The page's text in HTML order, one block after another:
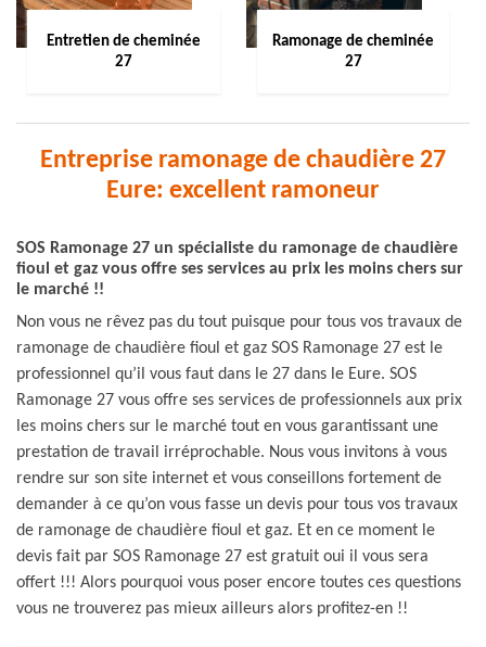
Entretien de cheminée
27
Ramonage de cheminée
27
Entreprise ramonage de chaudière 27
Eure: excellent ramoneur
SOS Ramonage 27 un spécialiste du ramonage de chaudière
fioul et gaz vous offre ses services au prix les moins chers sur
le marché !!
Non vous ne rêvez pas du tout puisque pour tous vos travaux de
ramonage de chaudière fioul et gaz SOS Ramonage 27 est le
professionnel qu’il vous faut dans le 27 dans le Eure. SOS
Ramonage 27 vous offre ses services de professionnels aux prix
les moins chers sur le marché tout en vous garantissant une
prestation de travail irréprochable. Nous vous invitons à vous
rendre sur son site internet et vous conseillons fortement de
demander à ce qu’on vous fasse un devis pour tous vos travaux
de ramonage de chaudière fioul et gaz. Et en ce moment le
devis fait par SOS Ramonage 27 est gratuit oui il vous sera
offert !!! Alors pourquoi vous poser encore toutes ces questions
vous ne trouverez pas mieux ailleurs alors profitez-en !!